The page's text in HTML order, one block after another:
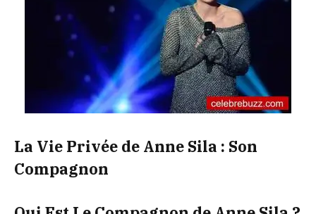
La Vie Privée de Anne Sila : Son
Compagnon